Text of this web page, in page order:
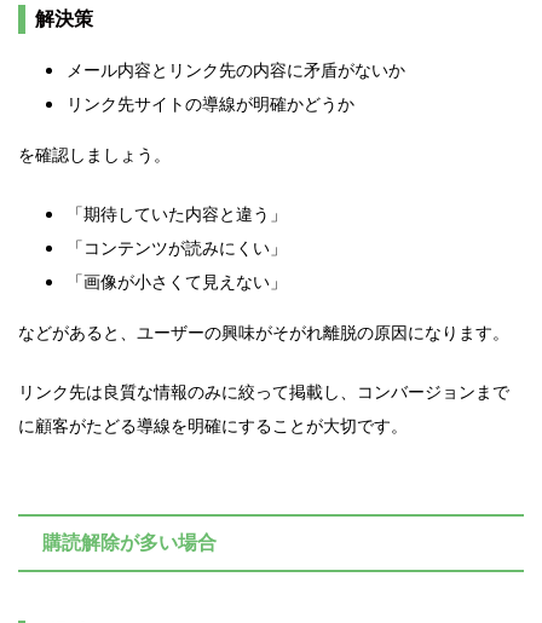
解決策
メール内容とリンク先の内容に矛盾がないか
リンク先サイトの導線が明確かどうか
を確認しましょう。
「期待していた内容と違う」
「コンテンツが読みにくい」
「画像が小さくて見えない」
などがあると、ユーザーの興味がそがれ離脱の原因になります。
リンク先は良質な情報のみに絞って掲載し、コンバージョンまで
に顧客がたどる導線を明確にすることが大切です。
購読解除が多い場合